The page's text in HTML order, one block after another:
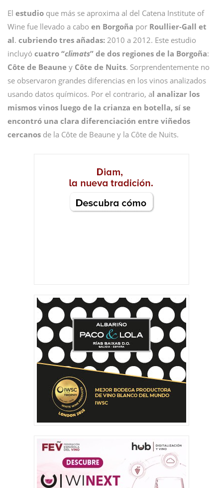
El estudio que más se aproxima al del Catena Institute of
Wine fue llevado a cabo en Borgoña por Roullier-Gall et
al. cubriendo tres añadas: 2010 a 2012. Este estudio
incluyó cuatro “climats” de dos regiones de la Borgoña:
Côte de Beaune y Côte de Nuits. Sorprendentemente no
se observaron grandes diferencias en los vinos analizados
usando datos químicos. Por el contrario, al analizar los
mismos vinos luego de la crianza en botella, sí se
encontró una clara diferenciación entre viñedos
cercanos de la Côte de Beaune y la Côte de Nuits.